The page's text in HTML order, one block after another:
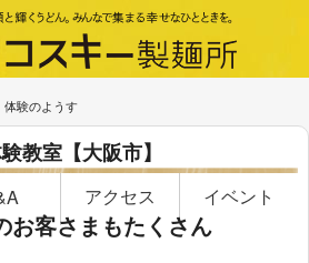
体験のようす
教室【大阪市】
アクセス イベント
お客さまもたくさん